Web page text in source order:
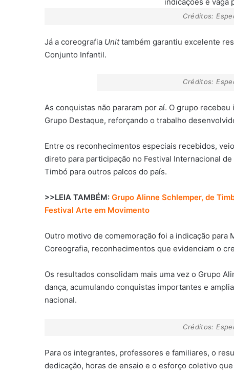
Créditos:
Já a coreografia Unittambém garantiu excelente
Conjunto Infantil.
Créditos:
As conquistas não pararam por aí. O grupo
Grupo Destaque, reforçando o trabalho
Entre os reconhecimentos especiais recebidos,
direto para participação no Festival Internacional
Timbó para outros palcos do país.
>>LEIA TAMBÉM: Grupo Alinne Schlemper, de
Festival Arte em Movimento
Outro motivo de comemoração foi a indicação
Coreografia, reconhecimentos que evidenciam o
Os resultados consolidam mais uma vez o Grupo
dança, acumulando conquistas importantes e
nacional.
Créditos:
Para os integrantes, professores e familiares, o
dedicação, horas de ensaio e o esforço coletivo